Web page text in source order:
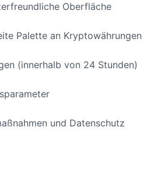
Oberfläche
Palette an Kryptowährungen
(innerhalb von 24 Stunden)
und Datenschutz